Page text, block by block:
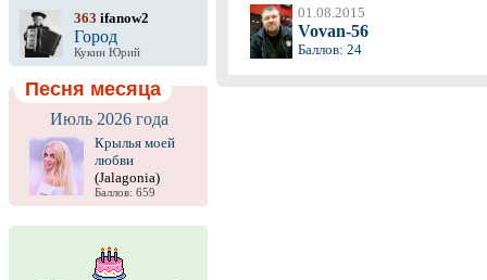
363 ifanow2
Город
Кукин Юрий
Песня месяца
Июль 2026 года
Крылья моей
любви
(Jalagonia)
Баллов: 659
01.08.2015
Vovan-56
Баллов: 24